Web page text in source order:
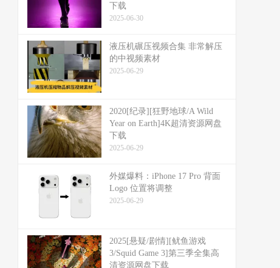
下载
2025-06-30
液压机碾压视频合集 非常解压
的中视频素材
2025-06-29
2020[纪录][狂野地球/A Wild
Year on Earth]4K超清资源网盘
下载
2025-06-29
外媒爆料：​​iPhone 17 Pro 背面
Logo 位置将调整​​
2025-06-29
2025[悬疑/剧情][鱿鱼游戏
3/Squid Game 3]第三季全集高
清资源网盘下载